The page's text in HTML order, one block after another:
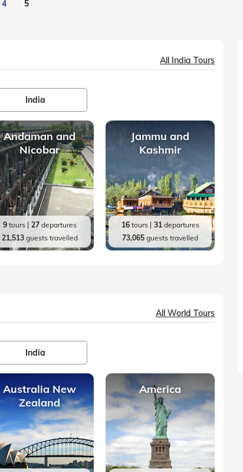
4 5
All India Tours
India
Andaman and
Nicobar
9tours 27departures
21,513guests travelled
Jammu and
Kashmir
16tours 31departures
73,065 guests travelled
All World Tours
India
Australia New
Zealand
America